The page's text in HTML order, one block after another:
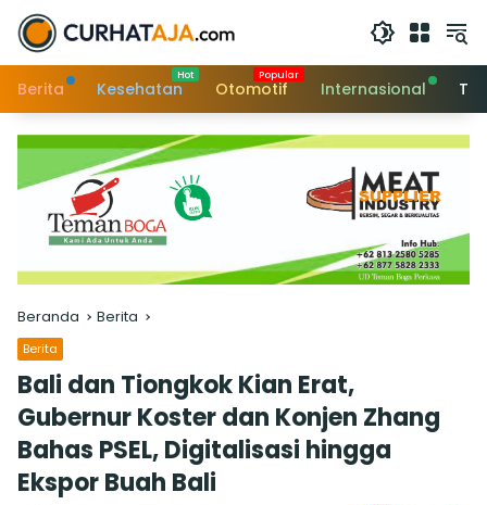
Langsung
konten
Berita
Kesehatan Otomotif Internasional
Beranda Berita
Berita
Bali dan Tiongkok Kian Erat,
Gubernur Koster dan Konjen Zhang
Bahas PSEL, Digitalisasi hingga
Ekspor Buah Bali